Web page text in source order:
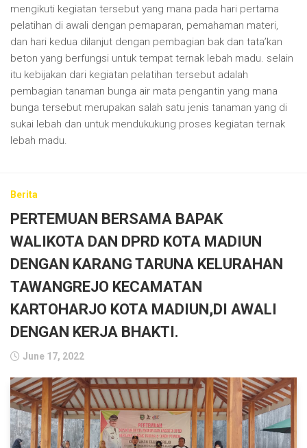
mengikuti kegiatan tersebut yang mana pada hari pertama
pelatihan di awali dengan pemaparan, pemahaman materi,
dan hari kedua dilanjut dengan pembagian bak dan tata’kan
beton yang berfungsi untuk tempat ternak lebah madu. selain
itu kebijakan dari kegiatan pelatihan tersebut adalah
pembagian tanaman bunga air mata pengantin yang mana
bunga tersebut merupakan salah satu jenis tanaman yang di
sukai lebah dan untuk mendukukung proses kegiatan ternak
lebah madu.
Berita
PERTEMUAN BERSAMA BAPAK
WALIKOTA DAN DPRD KOTA MADIUN
DENGAN KARANG TARUNA KELURAHAN
TAWANGREJO KECAMATAN
KARTOHARJO KOTA MADIUN,DI AWALI
DENGAN KERJA BHAKTI.
June 17, 2022